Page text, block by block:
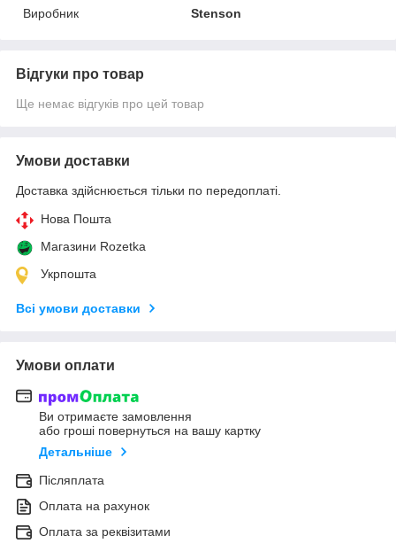
Виробник
Stenson
Відгуки про товар
Ще немає відгуків про цей товар
Умови доставки
Доставка здійснюється тільки по передоплаті.
Нова Пошта
Магазини Rozetka
Укрпошта
Всі умови доставки
Умови оплати
Ви отримаєте замовлення
або гроші повернуться на вашу картку
Детальніше
Післяплата
Оплата на рахунок
Оплата за реквізитами